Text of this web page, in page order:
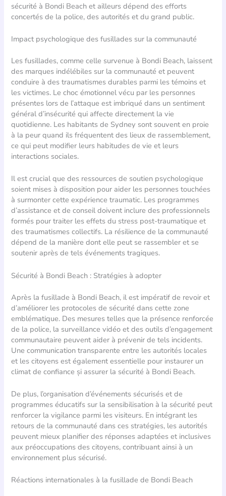
sécurité à Bondi Beach et ailleurs dépend des efforts
concertés de la police, des autorités et du grand public.
Impact psychologique des fusillades sur la communauté
Les fusillades, comme celle survenue à Bondi Beach, laissent
des marques indélébiles sur la communauté et peuvent
conduire à des traumatismes durables parmi les témoins et
les victimes. Le choc émotionnel vécu par les personnes
présentes lors de l’attaque est imbriqué dans un sentiment
général d’insécurité qui affecte directement la vie
quotidienne. Les habitants de Sydney sont souvent en proie
à la peur quand ils fréquentent des lieux de rassemblement,
ce qui peut modifier leurs habitudes de vie et leurs
interactions sociales.
Il est crucial que des ressources de soutien psychologique
soient mises à disposition pour aider les personnes touchées
à surmonter cette expérience traumatic. Les programmes
d’assistance et de conseil doivent inclure des professionnels
formés pour traiter les effets du stress post-traumatique et
des traumatismes collectifs. La résilience de la communauté
dépend de la manière dont elle peut se rassembler et se
soutenir après de tels événements tragiques.
Sécurité à Bondi Beach : Stratégies à adopter
Après la fusillade à Bondi Beach, il est impératif de revoir et
d’améliorer les protocoles de sécurité dans cette zone
emblématique. Des mesures telles que la présence renforcée
de la police, la surveillance vidéo et des outils d’engagement
communautaire peuvent aider à prévenir de tels incidents.
Une communication transparente entre les autorités locales
et les citoyens est également essentielle pour instaurer un
climat de confiance și assurer la sécurité à Bondi Beach.
De plus, l’organisation d’événements sécurisés et de
programmes éducatifs sur la sensibilisation à la sécurité peut
renforcer la vigilance parmi les visiteurs. En intégrant les
retours de la communauté dans ces stratégies, les autorités
peuvent mieux planifier des réponses adaptées et inclusives
aux préoccupations des citoyens, contribuant ainsi à un
environnement plus sécurisé.
Réactions internationales à la fusillade de Bondi Beach